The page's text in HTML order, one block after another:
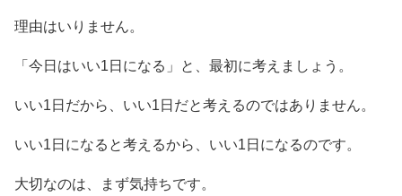
理由はいりません。
「今日はいい1日になる」と、最初に考えましょう。
いい1日だから、いい1日だと考えるのではありません。
いい1日になると考えるから、いい1日になるのです。
大切なのは、まず気持ちです。